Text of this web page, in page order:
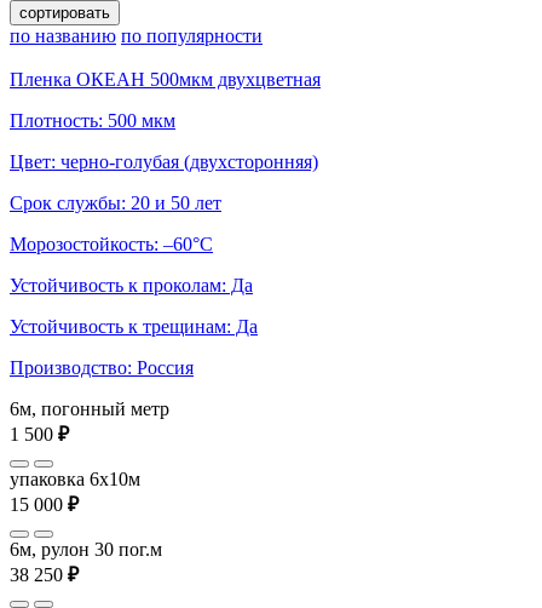
сортировать
по названию по популярности
Пленка ОКЕАН 500мкм двухцветная
Плотность: 500 мкм
Цвет: черно-голубая (двухсторонняя)
Срок службы: 20 и 50 лет
Морозостойкость: –60°С
Устойчивость к проколам: Да
Устойчивость к трещинам: Да
Производство: Россия
6м, погонный метр
1 500 ₽
упаковка 6x10м
15 000 ₽
6м, рулон 30 пог.м
38 250 ₽